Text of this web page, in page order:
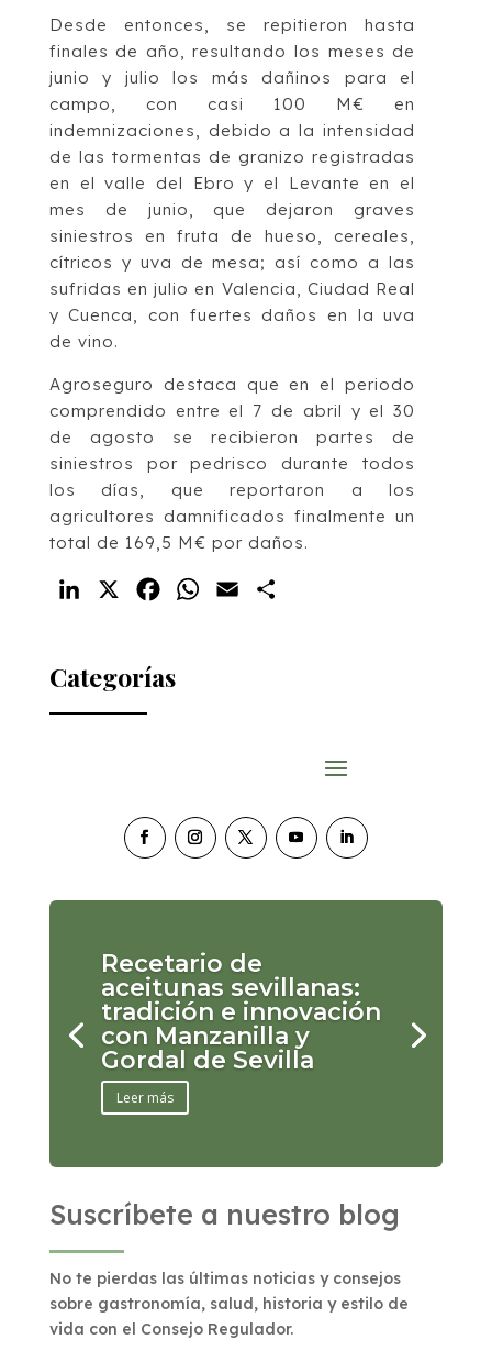
Desde entonces, se repitieron hasta
finales de año, resultando los meses de
junio y julio los más dañinos para el
campo, con casi 100 M€ en
indemnizaciones, debido a la intensidad
de las tormentas de granizo registradas
en el valle del Ebro y el Levante en el
mes de junio, que dejaron graves
siniestros en fruta de hueso, cereales,
cítricos y uva de mesa; así como a las
sufridas en julio en Valencia, Ciudad Real
y Cuenca, con fuertes daños en la uva
de vino.
Agroseguro destaca que en el periodo
comprendido entre el 7 de abril y el 30
de agosto se recibieron partes de
siniestros por pedrisco durante todos
los días, que reportaron a los
agricultores damnificados finalmente un
total de 169,5 M€ por daños.
LinkedIn FacebookWhatsApp
Email
Categorías
Recetario de
aceitunas sevillanas:
tradición e innovación
con Manzanilla y
Gordal de Sevilla
Leer más
Suscríbete a nuestro blog
No te pierdas las últimas noticias y consejos
sobre gastronomía, salud, historia y estilo de
vida con el Consejo Regulador.